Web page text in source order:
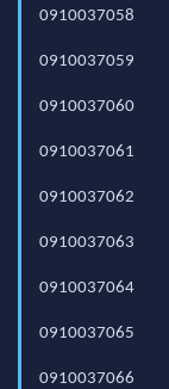
0910037058
0910037059
0910037060
0910037061
0910037062
0910037063
0910037064
0910037065
0910037066